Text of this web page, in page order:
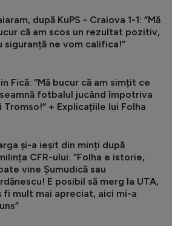
după KuPS - Craiova 1-1: ”Mă
că am scos un rezultat pozitiv,
siguranță ne vom califica!”
Fică: ”Mă bucur că am simțit ce
fotbalul jucând împotriva
Tromso!” + Explicațiile lui Folha
și-a ieșit din minți după
CFR-ului: ”Folha e istorie,
vine Șumudică sau
E posibil să merg la UTA,
fi mult mai apreciat, aici mi-a